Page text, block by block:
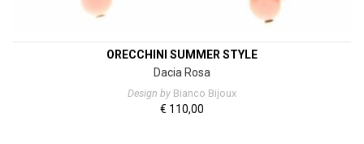
ORECCHINI SUMMER STYLE
Dacia Rosa
Design by Bianco Bijoux
€ 110,00